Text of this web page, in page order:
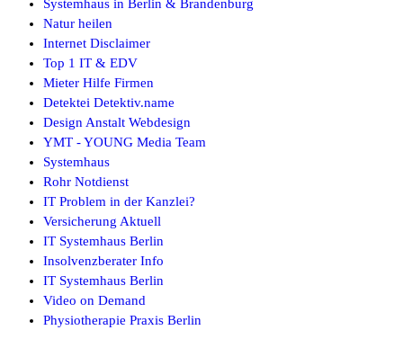
Systemhaus in Berlin & Brandenburg
Natur heilen
Internet Disclaimer
Top 1 IT & EDV
Mieter Hilfe Firmen
Detektei Detektiv.name
Design Anstalt Webdesign
YMT - YOUNG Media Team
Systemhaus
Rohr Notdienst
IT Problem in der Kanzlei?
Versicherung Aktuell
IT Systemhaus Berlin
Insolvenzberater Info
IT Systemhaus Berlin
Video on Demand
Physiotherapie Praxis Berlin